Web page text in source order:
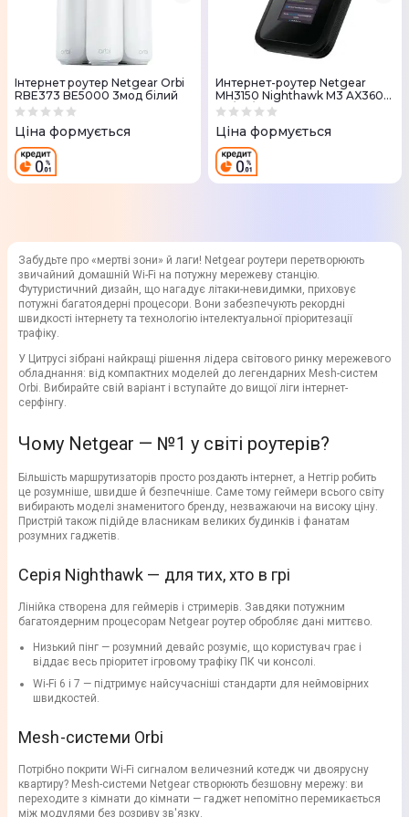
Iнтернет роутер Netgear Orbi
RBE373 BE5000 3мод білий
Ціна формується
Интернет-роутер Netgear
MH3150 Nighthawk M3 AX3600
5G/4G/LTE 1xUSB TypeC 2xTS-9
Ціна формується
Забудьте про «мертві зони» й лаги! Netgear роутери перетворюють
звичайний домашній Wi-Fi на потужну мережеву станцію.
Футуристичний дизайн, що нагадує літаки-невидимки, приховує
потужні багатоядерні процесори. Вони забезпечують рекордні
швидкості інтернету та технологію інтелектуальної пріоритезації
трафіку.
У Цитрусі зібрані найкращі рішення лідера світового ринку мережевого
обладнання: від компактних моделей до легендарних Mesh-систем
Orbi. Вибирайте свій варіант і вступайте до вищої ліги інтернет-
серфінгу.
Чому Netgear — №1 у світі роутерів?
Більшість маршрутизаторів просто роздають інтернет, а Нетгір робить
це розумніше, швидше й безпечніше. Саме тому геймери всього світу
вибирають моделі знаменитого бренду, незважаючи на високу ціну.
Пристрій також підійде власникам великих будинків і фанатам
розумних гаджетів.
Серія Nighthawk — для тих, хто в грі
Лінійка створена для геймерів і стримерів. Завдяки потужним
багатоядерним процесорам Netgear роутер обробляє дані миттєво.
Низький пінг — розумний девайс розуміє, що користувач грає і
віддає весь пріоритет ігровому трафіку ПК чи консолі.
Wi-Fi 6 і 7 — підтримує найсучасніші стандарти для неймовірних
швидкостей.
Mesh-системи Orbi
Потрібно покрити Wi-Fi сигналом величезний котедж чи двоярусну
квартиру? Mesh-системи Netgear створюють безшовну мережу: ви
переходите з кімнати до кімнати — гаджет непомітно перемикається
між модулями без розриву зв'язку.